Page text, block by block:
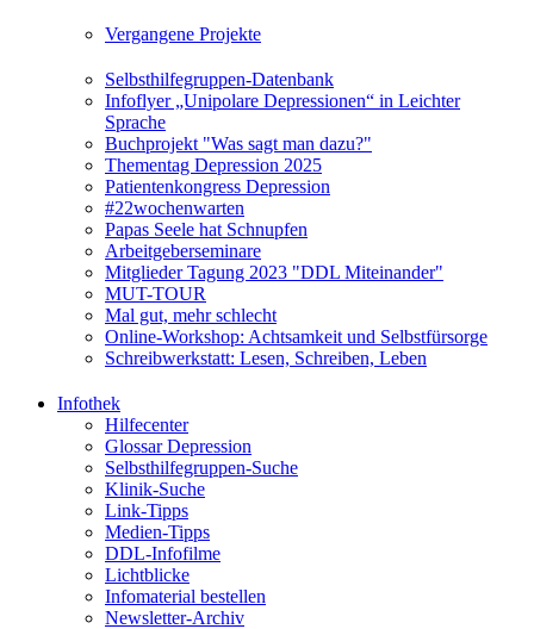
Vergangene Projekte
Selbsthilfegruppen-Datenbank
Infoflyer „Unipolare Depressionen“ in Leichter
Sprache
Buchprojekt "Was sagt man dazu?"
Thementag Depression 2025
Patientenkongress Depression
#22wochenwarten
Papas Seele hat Schnupfen
Arbeitgeberseminare
Mitglieder Tagung 2023 "DDL Miteinander"
MUT-TOUR
Mal gut, mehr schlecht
Online-Workshop: Achtsamkeit und Selbstfürsorge
Schreibwerkstatt: Lesen, Schreiben, Leben
Infothek
Hilfecenter
Glossar Depression
Selbsthilfegruppen-Suche
Klinik-Suche
Link-Tipps
Medien-Tipps
DDL-Infofilme
Lichtblicke
Infomaterial bestellen
Newsletter-Archiv